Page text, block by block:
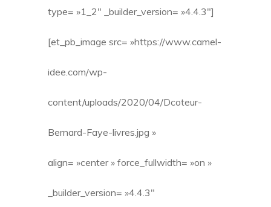
type= »1_2″ _builder_version= »4.4.3″]
[et_pb_image src= »https://www.camel-
idee.com/wp-
content/uploads/2020/04/Dcoteur-
Bernard-Faye-livres.jpg »
align= »center » force_fullwidth= »on »
_builder_version= »4.4.3″